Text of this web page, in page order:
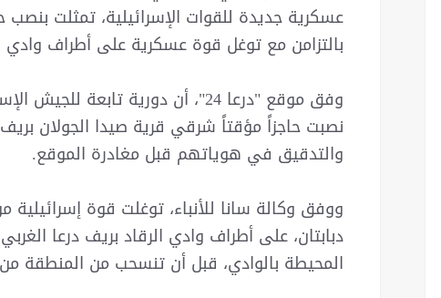
عسكرية جديدة للقوات الإسرائيلية، تمثلت
بالتزامن مع توغل قوة عسكرية على أطراف وادي
وفق موقع "درعا 24"، أن دورية
نصبت حاجزاً مؤقتاً شرقي قرية صيدا الجولان
والتدقيق في هوياتهم قبل مغادرة الموقع.
ووفق وكالة سانا للأنباء، توغلت قوة
دبابتان، على أطراف وادي الرقاد بريف درعا
المحيطة بالوادي، قبل أن تنسحب من المنطقة